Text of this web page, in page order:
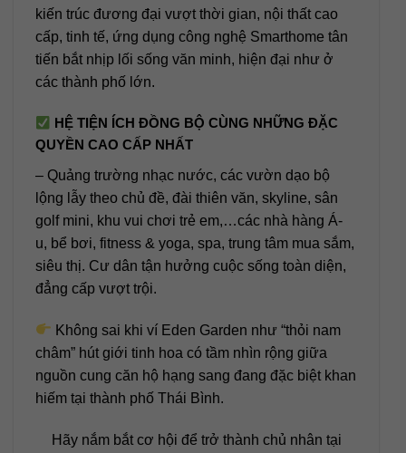
kiến trúc đương đại vượt thời gian, nội thất cao
cấp, tinh tế, ứng dụng công nghệ Smarthome tân
tiến bắt nhịp lối sống văn minh, hiện đại như ở
các thành phố lớn.
HỆ TIỆN ÍCH ĐỒNG BỘ CÙNG NHỮNG ĐẶC
QUYỀN CAO CẤP NHẤT
– Quảng trường nhạc nước, các vườn dạo bộ
lộng lẫy theo chủ đề, đài thiên văn, skyline, sân
golf mini, khu vui chơi trẻ em,…các nhà hàng Á-
u, bể bơi, fitness & yoga, spa, trung tâm mua sắm,
siêu thị. Cư dân tận hưởng cuộc sống toàn diện,
đẳng cấp vượt trội.
Không sai khi ví Eden Garden như “thỏi nam
châm” hút giới tinh hoa có tầm nhìn rộng giữa
nguồn cung căn hộ hạng sang đang đặc biệt khan
hiếm tại thành phố Thái Bình.
Hãy nắm bắt cơ hội để trở thành chủ nhân tại